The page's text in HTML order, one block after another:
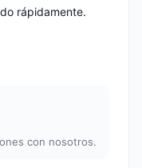
rápidamente.
con nosotros.